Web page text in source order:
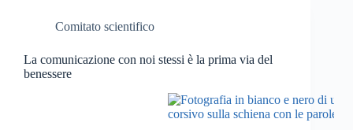
Comitato scientifico
La comunicazione con noi stessi è la prima via del
benessere